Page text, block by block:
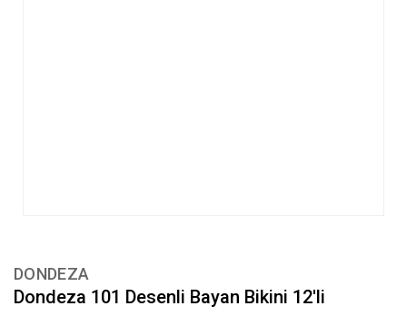
DONDEZA
Dondeza 101 Desenli Bayan Bikini 12'li